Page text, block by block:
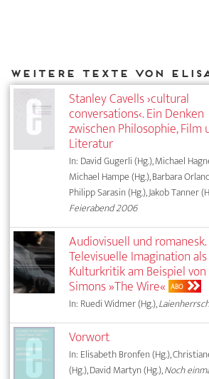
Stanley Cavells ›cultural
conversations‹. Ein Denken
zwischen Philosophie, Film
Literatur
In: David Gugerli (Hg.), Michael
Michael Hampe (Hg.), Barbara
Philipp Sarasin (Hg.), Jakob Tanner
Feierabend 2006
Audiovisuell und romanesk.
Televisuelle Imagination als
Kulturkritik am Beispiel von
Simons »The Wire« ABO
In: Ruedi Widmer (Hg.),
Vorwort
In: Elisabeth Bronfen (Hg.),
(Hg.), David Martyn (Hg.),Noch